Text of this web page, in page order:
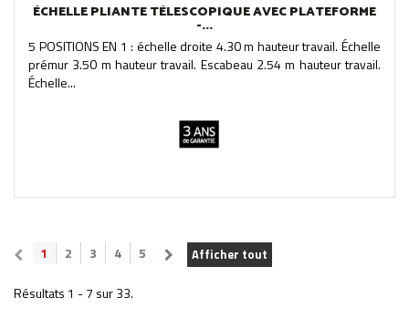
ÉCHELLE PLIANTE TÉLESCOPIQUE AVEC PLATEFORME
-...
5 POSITIONS EN 1 : échelle droite 4.30 m hauteur travail. Échelle
prémur 3.50 m hauteur travail. Escabeau 2.54 m hauteur travail.
Échelle...
Afficher tout
1 2 3 4 5
Résultats 1 - 7 sur 33.